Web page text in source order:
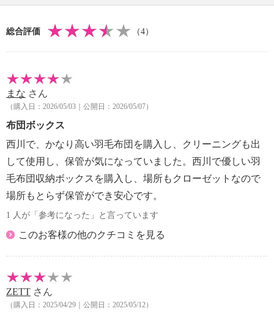
【サイズ】
・収納袋：（展開時）約１２０×１７２ｃｍ
【重さ】
む）
・収納袋：約０．２６ｋｇ（１個）
※重さに個体差あり
【商品仕様詳細】
＜ハードボックス＞
・開口部：ダブルファスナー
・バックル（内側）：２対
・ポケット（内側）：１個
・天板あり（取り外し不可）：１個
＜収納袋＞
・バックル：２対
・ポケット（内側）：１個
【メンテナンス】
※詳細は同梱書類参照
・洗濯・水拭き・アイロン掛け・ドライクリーニング
総合評価 （4）
まな さん
（購入日：2026/05/03｜公開日：2026/05/07）
布団ボックス
西川で、かなり高い羽毛布団を購入し、クリーニングも出
して使用し、保管が気になっていました。西川で優しい羽
毛布団収納ボックスを購入し、場所もクローゼットなので
場所もとらず保管ができ安心です。
1 人が「参考になった」と言っています
このお客様の他のクチコミを見る
ZETT さん
（購入日：2025/04/29｜公開日：2025/05/12）